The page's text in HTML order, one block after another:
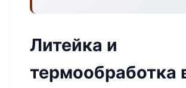
Литейка и
термообработка